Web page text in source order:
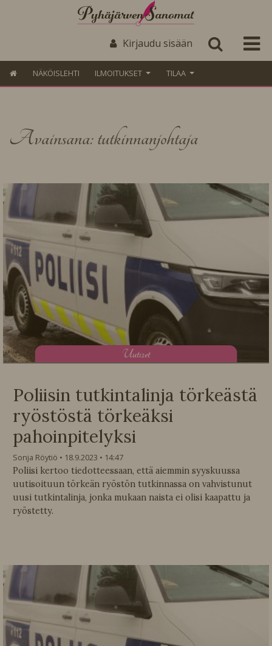
Kirjaudu sisään
NÄKÖISLEHTI ILMOITUKSET TILAA
Avainsana: tutkinnanjohtaja
Uutiset
Poliisin tutkintalinja törkeästä
ryöstöstä törkeäksi
pahoinpitelyksi
Sonja Röytiö 18.9.2023
14:47
Poliisi kertoo tiedotteessaan, että aiemmin syyskuussa
uutisoituun törkeän ryöstön tutkinnassa on vahvistunut
uusi tutkintalinja, jonka mukaan naista ei olisi kaapattu ja
ryöstetty.